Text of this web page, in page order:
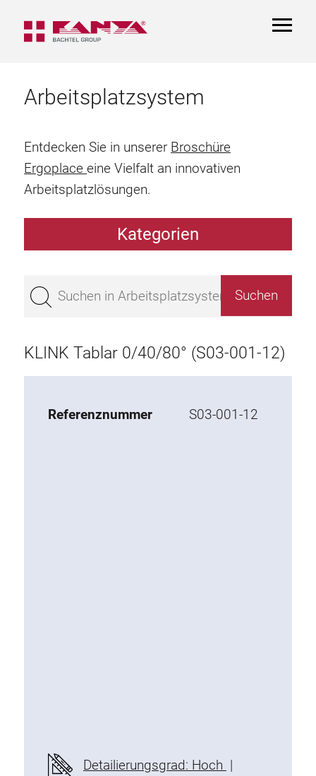
Arbeitsplatzsystem
Entdecken Sie in unserer Broschüre
Ergoplace eine Vielfalt an innovativen
Arbeitsplatzlösungen.
Kategorien
Tischplatte
KLINK Tablar 0/40/80° (S03-001-12)
Referenznummer S03-001-12
Detailierungsgrad: Hoch |